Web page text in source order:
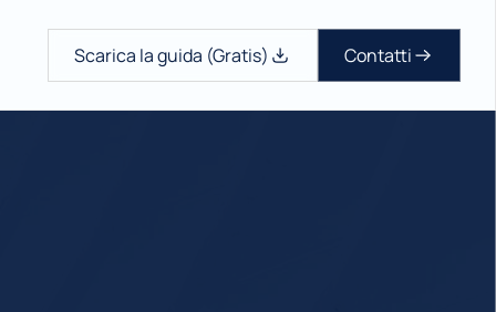
Scarica la guida (Gratis) Contatti